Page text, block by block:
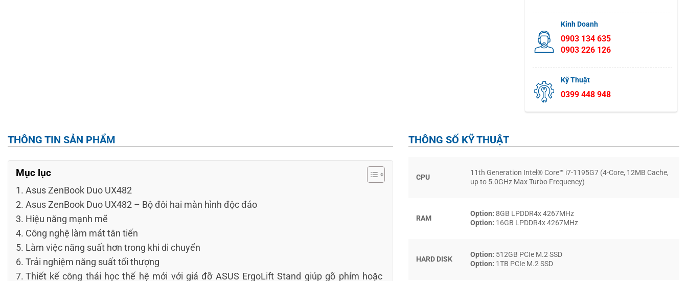
Kinh Doanh
0903 134 635
0903 226 126
Kỹ Thuật
0399 448 948
THÔNG TIN SẢN PHẨM
Mục lục
Asus ZenBook Duo UX482
Asus ZenBook Duo UX482 – Bộ đôi hai màn hình độc đáo
Hiệu năng mạnh mẽ
Công nghệ làm mát tân tiến
Làm việc năng suất hơn trong khi di chuyển
Trải nghiệm năng suất tối thượng
Thiết kế công thái học thế hệ mới với giá đỡ ASUS ErgoLift Stand giúp gõ phím hoặc
THÔNG SỐ KỸ THUẬT
CPU
11th Generation Intel® Core™ i7-1195G7 (4-Core, 12MB Cache,
up to 5.0GHz Max Turbo Frequency)
RAM
Option: 8GB LPDDR4x 4267MHz
Option: 16GB LPDDR4x 4267MHz
HARD DISK
Option: 512GB PCIe M.2 SSD
Option: 1TB PCIe M.2 SSD